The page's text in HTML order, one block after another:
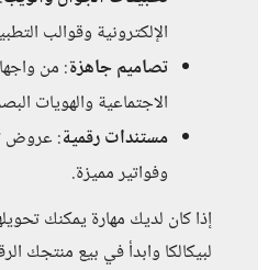
الإلكترونية وقوالب
تصاميم جاهزة: من
الاجتماعية والهويات
مستندات رقمية: عروض
وفواتير مميزة.
إذا كان لديك مهارة يمكنك
لبيكالكا وابدأ في بيع منتجك